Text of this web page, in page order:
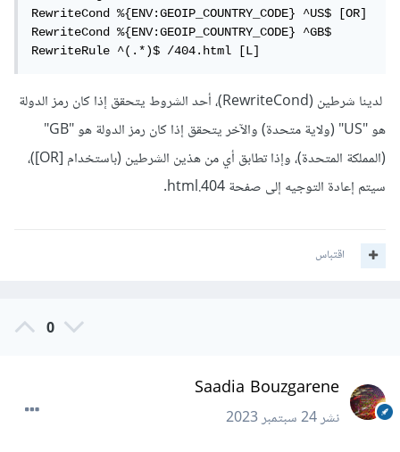
RewriteCond %{ENV:GEOIP_COUNTRY_CODE} ^US$ [OR]
RewriteCond %{ENV:GEOIP_COUNTRY_CODE} ^GB$
RewriteRule ^(.*)$ /404.html [L]
لدينا شرطين (RewriteCond)، أحد الشروط يتحقق إذا كان رمز الدولة
هو "US" (ولاية متحدة) والآخر يتحقق إذا كان رمز الدولة هو "GB"
(المملكة المتحدة)، وإذا تطابق أي من هذين الشرطين (باستخدام [OR])،
سيتم إعادة التوجيه إلى صفحة 404.html.
اقتباس
0
Saadia Bouzgarene
نشر24 سبتمبر 2023